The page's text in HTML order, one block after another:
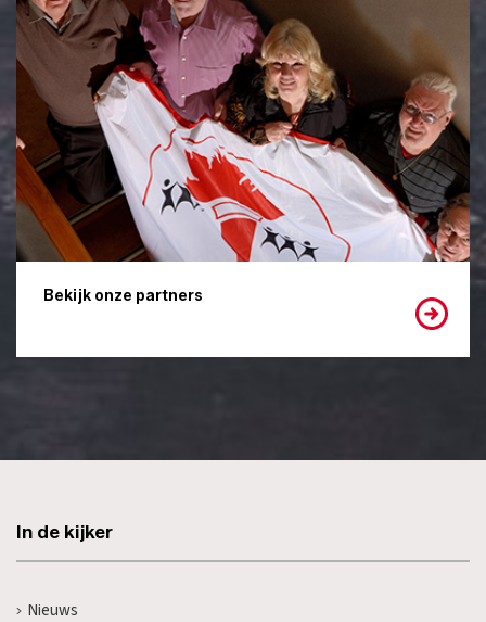
Bekijk onze partners
In de kijker
Nieuws